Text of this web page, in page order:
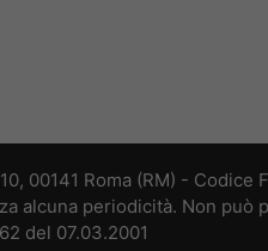
00141 Roma (RM) - Codice
alcuna periodicità. Non
del 07.03.2001